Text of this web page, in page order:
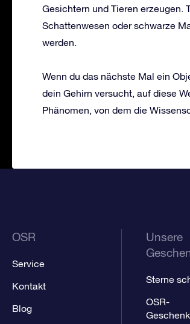
Gesichtern und Tieren erzeugen.
Schattenwesen oder schwarze
werden.
Wenn du das nächste Mal ein
dein Gehirn versucht, auf diese
Phänomen, von dem die
OSR
Service
Kontakt
Blog
Unsere
Sterne
OSR-